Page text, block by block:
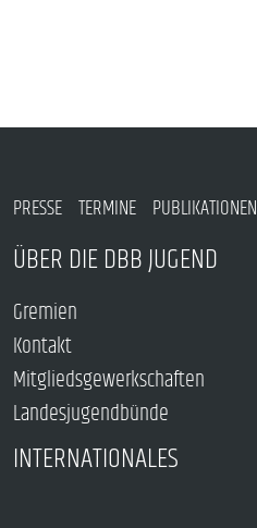
PRESSE TERMINE PUBLIKATIONEN
ÜBER DIE DBB JUGEND
Gremien
Kontakt
Mitgliedsgewerkschaften
Landesjugendbünde
INTERNATIONALES